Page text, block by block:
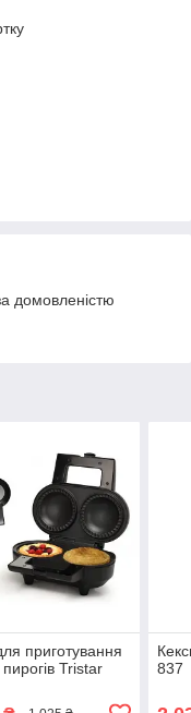
домовленістю
приготування
пирогів Tristar
837